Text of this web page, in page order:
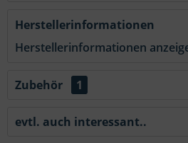
Herstellerinformationen
Herstellerinformationen
Zubehör 1
evtl. auch interessant..